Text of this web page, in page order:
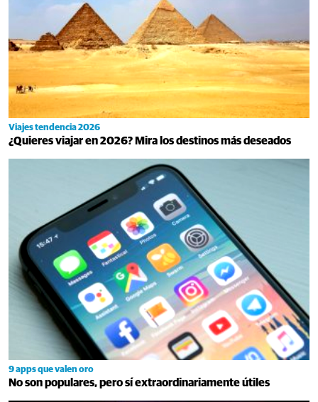
Viajes tendencia 2026
¿Quieres viajar en 2026? Mira los destinos más deseados
9 apps que valen oro
No son populares, pero sí extraordinariamente útiles